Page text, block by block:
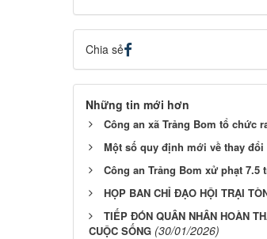
Chia sẻ
Những tin mới hơn
Công an xã Trảng Bom tổ chức
Một số quy định mới về thay
Công an Trảng Bom xử phạt
HỌP BAN CHỈ ĐẠO HỘI TRẠI
TIẾP ĐÓN QUÂN NHÂN HOÀN
CUỘC SỐNG (30/01/2026)